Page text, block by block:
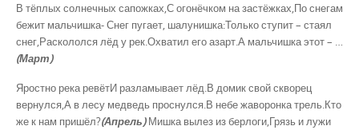
В тёплых солнечных сапожках,С огонёчком на застёжках,По снегам
бежит мальчишка- Снег пугает, шалунишка:Только ступит – стаял
снег,Раскололся лёд у рек.Охватил его азарт.А мальчишка этот – …
(Март)
Яростно река ревётИ разламывает лёд.В домик свой скворец
вернулся,А в лесу медведь проснулся.В небе жаворонка трель.Кто
же к нам пришёл?(Апрель)Мишка вылез из берлоги,Грязь и лужи